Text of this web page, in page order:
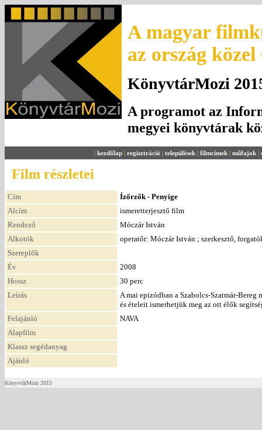
A magyar
az ország
KönyvtárMozi
A programot az
megyei könyvtárak
| kezdőlap | regisztráció | települések | filmcímek | műfajok |
Film részletei
Cím
Ízőrzők - Penyige
Alcím
ismeretterjesztő film
Rendező
Móczár István
Alkotók
operatőr: Móczár István ; szerkesztő,
Szereplők
Év
2008
Hossz
30 perc
Leírás
A mai epizódban a Szabolcs-Szatmár-
és ételeit ismerhetjük meg az ott élők
Felajánló
NAVA
Alapfilm
Klassz segédanyag
Ajánló
KönyvtárMozi 2015